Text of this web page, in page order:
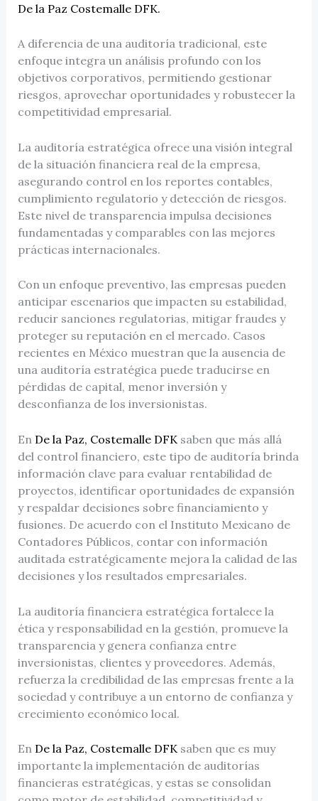
De la Paz Costemalle DFK.
A diferencia de una auditoría tradicional, este
enfoque integra un análisis profundo con los
objetivos corporativos, permitiendo gestionar
riesgos, aprovechar oportunidades y robustecer la
competitividad empresarial.
La auditoría estratégica ofrece una visión integral
de la situación financiera real de la empresa,
asegurando control en los reportes contables,
cumplimiento regulatorio y detección de riesgos.
Este nivel de transparencia impulsa decisiones
fundamentadas y comparables con las mejores
prácticas internacionales.
Con un enfoque preventivo, las empresas pueden
anticipar escenarios que impacten su estabilidad,
reducir sanciones regulatorias, mitigar fraudes y
proteger su reputación en el mercado. Casos
recientes en México muestran que la ausencia de
una auditoría estratégica puede traducirse en
pérdidas de capital, menor inversión y
desconfianza de los inversionistas.
En De la Paz, Costemalle DFK saben que más allá
del control financiero, este tipo de auditoría brinda
información clave para evaluar rentabilidad de
proyectos, identificar oportunidades de expansión
y respaldar decisiones sobre financiamiento y
fusiones. De acuerdo con el Instituto Mexicano de
Contadores Públicos, contar con información
auditada estratégicamente mejora la calidad de las
decisiones y los resultados empresariales.
La auditoría financiera estratégica fortalece la
ética y responsabilidad en la gestión, promueve la
transparencia y genera confianza entre
inversionistas, clientes y proveedores. Además,
refuerza la credibilidad de las empresas frente a la
sociedad y contribuye a un entorno de confianza y
crecimiento económico local.
En De la Paz, Costemalle DFK saben que es muy
importante la implementación de auditorías
financieras estratégicas, y estas se consolidan